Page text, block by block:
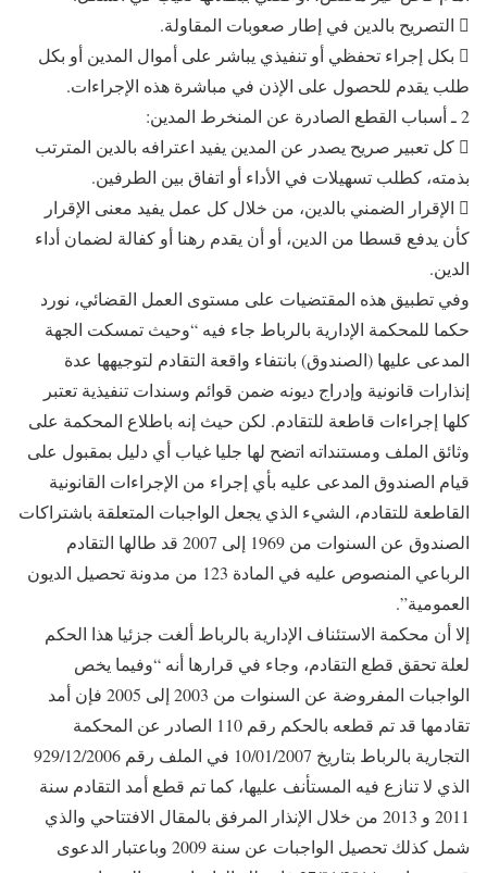
 التصريح بالدين في إطار صعوبات المقاولة.
 بكل إجراء تحفظي أو تنفيذي يباشر على أموال المدين أو بكل
طلب يقدم للحصول على الإذن في مباشرة هذه الإجراءات.
2 ـ أسباب القطع الصادرة عن المنخرط المدين:
 كل تعبير صريح يصدر عن المدين يفيد اعترافه بالدين المترتب
بذمته، كطلب تسهيلات في الأداء أو اتفاق بين الطرفين.
 الإقرار الضمني بالدين، من خلال كل عمل يفيد معنى الإقرار
كأن يدفع قسطا من الدين، أو أن يقدم رهنا أو كفالة لضمان أداء
الدين.
وفي تطبيق هذه المقتضيات على مستوى العمل القضائي، نورد
حكما للمحكمة الإدارية بالرباط جاء فيه “وحيث تمسكت الجهة
المدعى عليها (الصندوق) بانتفاء واقعة التقادم لتوجيهها عدة
إنذارات قانونية وإدراج ديونه ضمن قوائم وسندات تنفيذية تعتبر
كلها إجراءات قاطعة للتقادم. لكن حيث إنه باطلاع المحكمة على
وثائق الملف ومستنداته اتضح لها جليا غياب أي دليل بمقبول على
قيام الصندوق المدعى عليه بأي إجراء من الإجراءات القانونية
القاطعة للتقادم، الشيء الذي يجعل الواجبات المتعلقة باشتراكات
الصندوق عن السنوات من 1969 إلى 2007 قد طالها التقادم
الرباعي المنصوص عليه في المادة 123 من مدونة تحصيل الديون
العمومية”.
إلا أن محكمة الاستئناف الإدارية بالرباط ألغت جزئيا هذا الحكم
لعلة تحقق قطع التقادم، وجاء في قرارها أنه “وفيما يخص
الواجبات المفروضة عن السنوات من 2003 إلى 2005 فإن أمد
تقادمها قد تم قطعه بالحكم رقم 110 الصادر عن المحكمة
التجارية بالرباط بتاريخ 10/01/2007 في الملف رقم 929/12/2006
الذي لا تنازع فيه المستأنف عليها، كما تم قطع أمد التقادم سنة
2011 و 2013 من خلال الإنذار المرفق بالمقال الافتتاحي والذي
شمل كذلك تحصيل الواجبات عن سنة 2009 وباعتبار الدعوى